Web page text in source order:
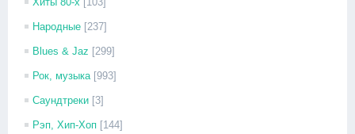
Народные [237]
Blues & Jaz [299]
Рок, музыка [993]
Саундтреки [3]
Рэп, Хип-Хоп [144]